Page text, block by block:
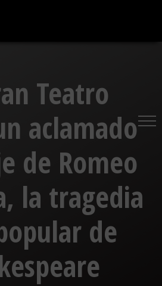
Teatro
aclamado
de Romeo
la tragedia
de